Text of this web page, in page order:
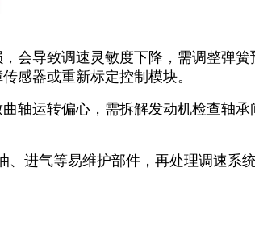
会导致调速灵敏度下降，需调整弹
感器或重新标定控制模块。
轴运转偏心，需拆解发动机检查轴
、进气等易维护部件，再处理调速系